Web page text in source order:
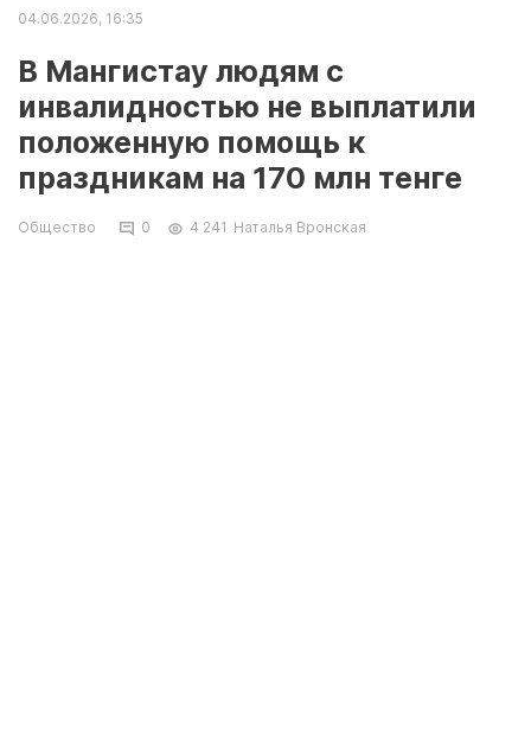
04.06.2026, 16:35
В Мангистау людям с
инвалидностью не выплатили
положенную помощь к
праздникам на 170 млн тенге
Общество 0 4 241 Наталья Вронская